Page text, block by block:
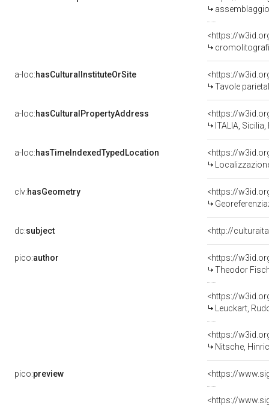
assemblaggio
<https://
a-loc:hasCulturalInstituteOrSite
<https://
Tavole
a-loc:hasCulturalPropertyAddress
<https://
ITALIA,
a-loc:hasTimeIndexedTypedLocation
<https://
clv:hasGeometry
<https://
dc:subject <http://
pico:author
<https://
Theodor
<https://
Leuckart,
<https://
Nitsche,
pico:preview